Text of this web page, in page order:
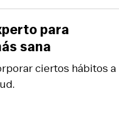
ciertos hábitos a
para
sana